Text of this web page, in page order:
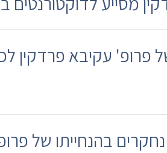
פרופ' עקיבא פרדקין
בהנחייתו של